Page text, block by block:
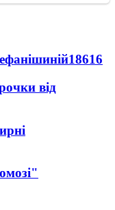
18616
від